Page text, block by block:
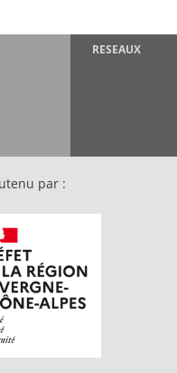
RESEAUX
par :